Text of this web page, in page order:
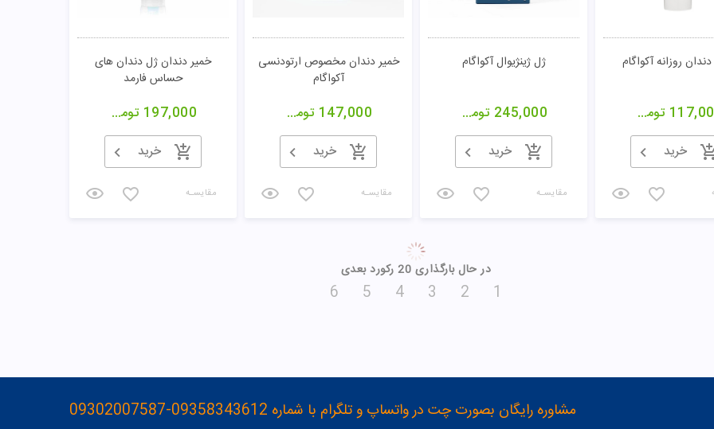
روزانه آکواگام
تومان
خرید
ژل ژینژیوال آکواگام
245,000 تومان
خرید
مقایسـه
خمیر دندان مخصوص ارتودنسی
آکواگام
147,000 تومان
خرید
مقایسـه
خمیر دندان ژل دندان های
حساس فارمد
197,000 تومان
خرید
مقایسـه
در حال بارگذاری 20 رکورد بعدی
1
2
3
4
5
6
مشاوره رایگان بصورت چت در واتساپ و تلگرام با شماره 09358343612-09302007587